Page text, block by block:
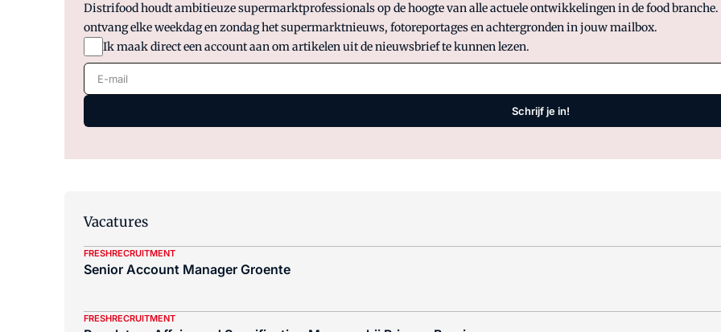
Distrifood houdt ambitieuze supermarktprofessionals op de hoogte van alle actuele ontwikkelingen in de food
ontvang elke weekdag en zondag het supermarktnieuws, fotoreportages en achtergronden in jouw mailbox.
Ik maak direct een account aan om artikelen uit de nieuwsbrief te kunnen lezen.
E-mail
Schrijf je in!
Vacatures
FRESHRECRUITMENT
Senior Account Manager Groente
FRESHRECRUITMENT